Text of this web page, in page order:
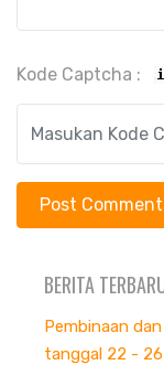
Kode Captcha :
BERITA
Pembinaan
tanggal 22 -